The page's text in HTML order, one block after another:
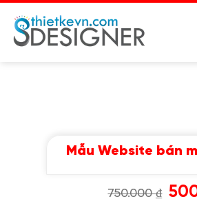
đến
nội
Mẫu Website bán
750.000₫
Giá
gốc